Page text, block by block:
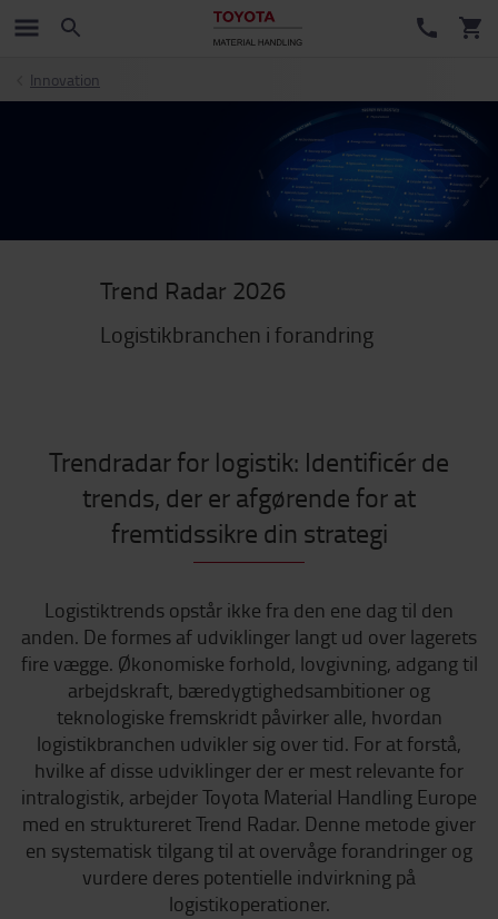
Innovation
Trend Radar 2026
Logistikbranchen i forandring
Trendradar for logistik: Identificér de
trends, der er afgørende for at
fremtidssikre din strategi
Logistiktrends opstår ikke fra den ene dag til den
anden. De formes af udviklinger langt ud over lagerets
fire vægge. Økonomiske forhold, lovgivning, adgang til
arbejdskraft, bæredygtighedsambitioner og
teknologiske fremskridt påvirker alle, hvordan
logistikbranchen udvikler sig over tid. For at forstå,
hvilke af disse udviklinger der er mest relevante for
intralogistik, arbejder Toyota Material Handling Europe
med en struktureret Trend Radar. Denne metode giver
en systematisk tilgang til at overvåge forandringer og
vurdere deres potentielle indvirkning på
logistikoperationer.